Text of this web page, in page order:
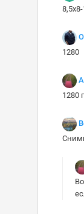
1280
1280